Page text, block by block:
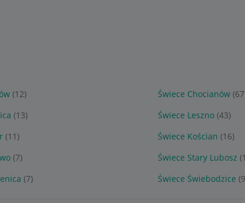
(12) Świece Chocianów
(13) Świece Leszno (43)
(11) Świece Kościan (16)
(7) Świece Stary Lubosz
(7) Świece Świebodzice